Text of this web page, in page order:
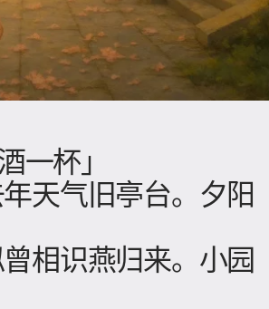
一杯」
天气旧亭台。夕阳
相识燕归来。小园